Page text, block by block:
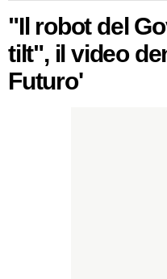
"Il robot del
tilt", il video
Futuro'